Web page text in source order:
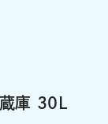
庫 30L